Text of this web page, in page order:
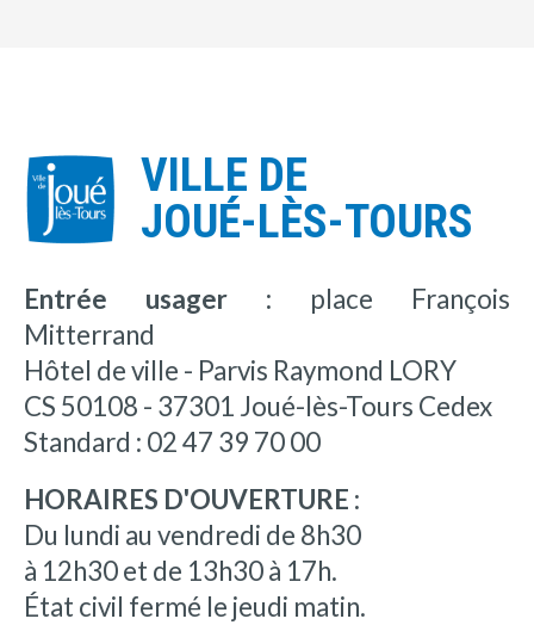
VILLE DE
JOUÉ-LÈS-TOURS
Entrée usager : place François
Mitterrand
Hôtel de ville - Parvis Raymond LORY
CS 50108 - 37301 Joué-lès-Tours Cedex
Standard : 02 47 39 70 00
HORAIRES D'OUVERTURE :
Du lundi au vendredi de 8h30
à 12h30 et de 13h30 à 17h.
État civil fermé le jeudi matin.